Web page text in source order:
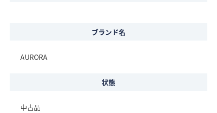
ブランド名
AURORA
状態
中古品